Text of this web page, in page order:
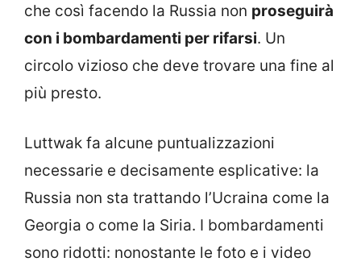
che così facendo la Russia non proseguirà
con i bombardamenti per rifarsi. Un
circolo vizioso che deve trovare una fine al
più presto.
Luttwak fa alcune puntualizzazioni
necessarie e decisamente esplicative: la
Russia non sta trattando l’Ucraina come la
Georgia o come la Siria. I bombardamenti
sono ridotti: nonostante le foto e i video